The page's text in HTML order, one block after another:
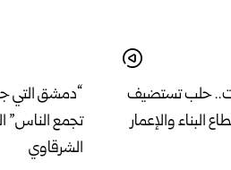
حلب تستضيف
“دمشق التي
تجمع الناس”
الشرقاوي